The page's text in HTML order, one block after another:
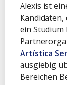
Alexis ist
Kandidaten,
ein Studium
Artística
ausgiebig
Bereichen